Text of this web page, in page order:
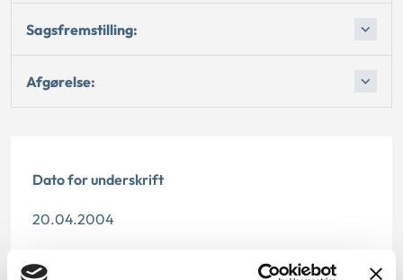
Sagsfremstilling:
Afgørelse:
Dato for underskrift
20.04.2004